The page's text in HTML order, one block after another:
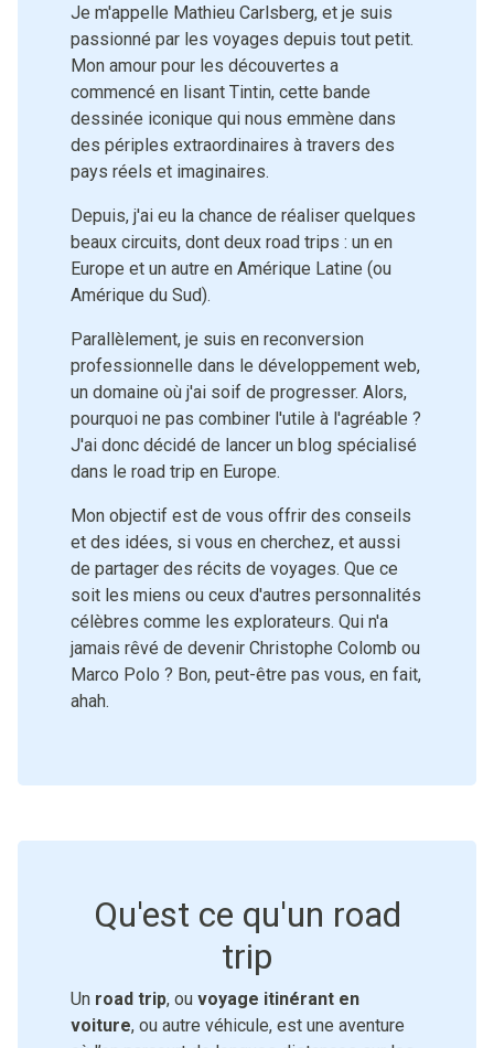
Je m'appelle Mathieu Carlsberg, et je suis
passionné par les voyages depuis tout petit.
Mon amour pour les découvertes a
commencé en lisant Tintin, cette bande
dessinée iconique qui nous emmène dans
des périples extraordinaires à travers des
pays réels et imaginaires.
Depuis, j'ai eu la chance de réaliser quelques
beaux circuits, dont deux road trips : un en
Europe et un autre en Amérique Latine (ou
Amérique du Sud).
Parallèlement, je suis en reconversion
professionnelle dans le développement web,
un domaine où j'ai soif de progresser. Alors,
pourquoi ne pas combiner l'utile à l'agréable ?
J'ai donc décidé de lancer un blog spécialisé
dans le road trip en Europe.
Mon objectif est de vous offrir des conseils
et des idées, si vous en cherchez, et aussi
de partager des récits de voyages. Que ce
soit les miens ou ceux d'autres personnalités
célèbres comme les explorateurs. Qui n'a
jamais rêvé de devenir Christophe Colomb ou
Marco Polo ? Bon, peut-être pas vous, en fait,
ahah.
Qu'est ce qu'un road
trip
Un road trip, ou voyage itinérant en
voiture, ou autre véhicule, est une aventure